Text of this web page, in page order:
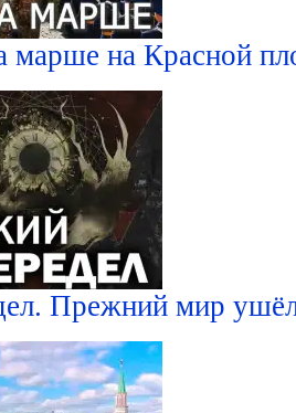
марше на Красной
Прежний мир ушёл